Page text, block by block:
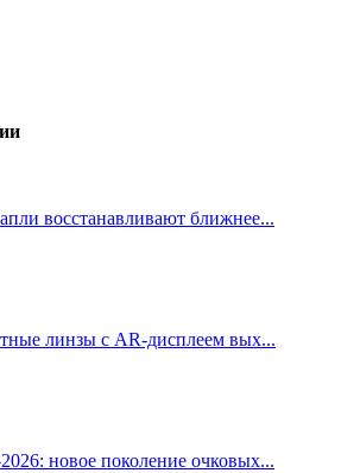
восстанавливают ближнее...
линзы с AR-дисплеем вых...
новое поколение очковых...